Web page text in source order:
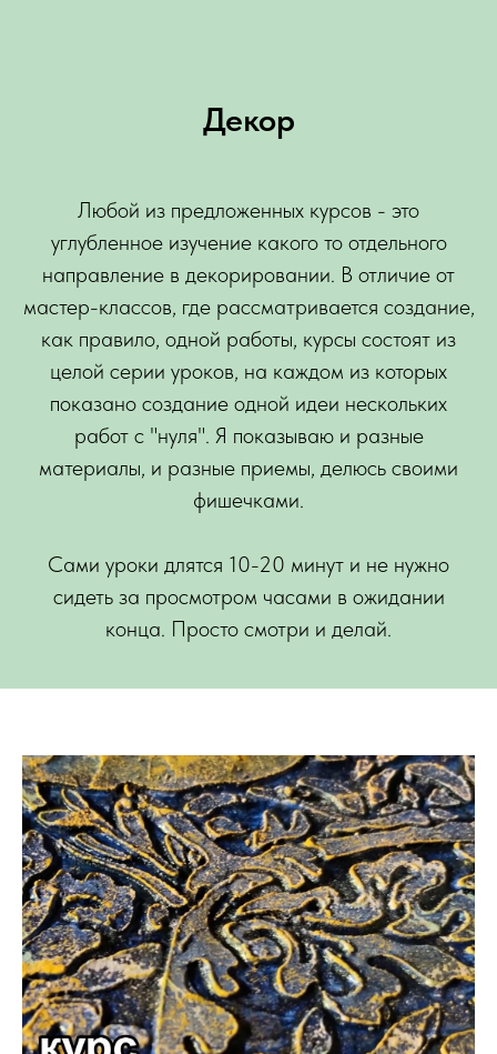
Декор
Любой из предложенных курсов - это
углубленное изучение какого то отдельного
направление в декорировании. В отличие от
мастер-классов, где рассматривается создание,
как правило, одной работы, курсы состоят из
целой серии уроков, на каждом из которых
показано создание одной идеи нескольких
работ с "нуля". Я показываю и разные
материалы, и разные приемы, делюсь своими
фишечками.
Сами уроки длятся 10-20 минут и не нужно
сидеть за просмотром часами в ожидании
конца. Просто смотри и делай.